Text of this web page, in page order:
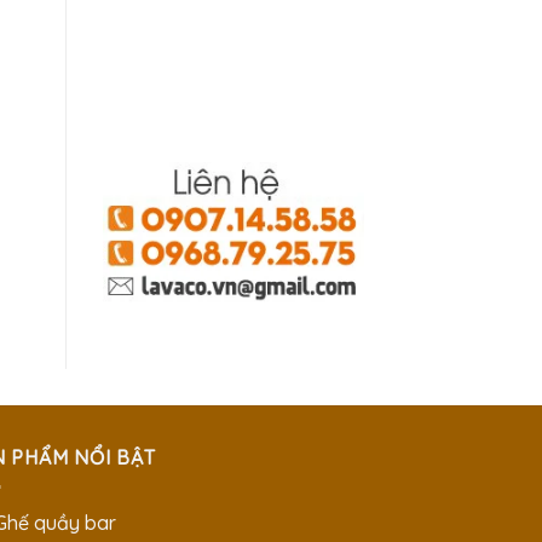
PHẨM NỔI BẬT
quầy bar